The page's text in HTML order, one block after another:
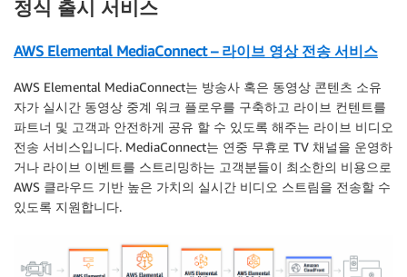
정식 출시 서비스
AWS Elemental MediaConnect – 라이브 영상 전송 서비스
AWS Elemental MediaConnect는 방송사 혹은 동영상 콘텐츠 소유
자가 실시간 동영상 중계 워크 플로우를 구축하고 라이브 컨텐트를
파트너 및 고객과 안전하게 공유 할 수 있도록 해주는 라이브 비디오
전송 서비스입니다. MediaConnect는 연중 무휴로 TV 채널을 운영하
거나 라이브 이벤트를 스트리밍하는 고객분들이 최소한의 비용으로
AWS 클라우드 기반 높은 가치의 실시간 비디오 스트림을 전송할 수
있도록 지원합니다.